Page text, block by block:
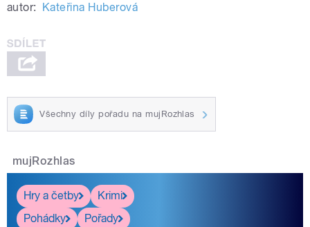
autor: Kateřina Huberová
Všechny díly pořadu na mujRozhlas
mujRozhlas
Hry a četby
Krimi
Pohádky
Pořady